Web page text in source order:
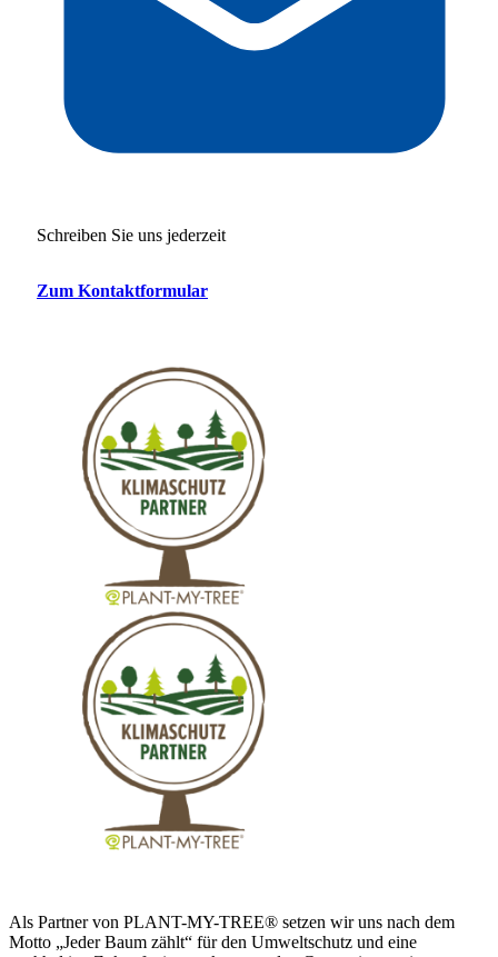
Schreiben Sie uns jederzeit
Zum Kontaktformular
Als Partner von PLANT-MY-TREE® setzen wir uns nach dem
Motto „Jeder Baum zählt“ für den Umweltschutz und eine